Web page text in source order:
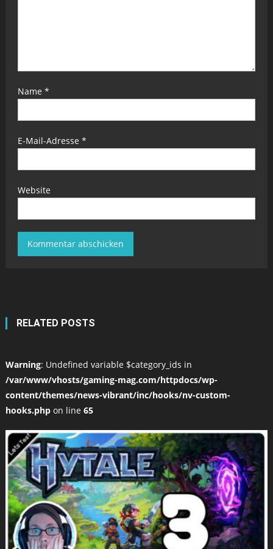
Name *
E-Mail-Adresse *
Website
RELATED POSTS
Warning: Undefined variable $category_ids in
/var/www/vhosts/gaming-mag.com/httpdocs/wp-
content/themes/news-vibrant/inc/hooks/nv-custom-
hooks.phpon line 65